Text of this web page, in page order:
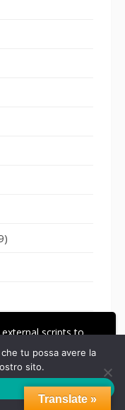
scripts to
Translate »
tu possa avere la
sito.